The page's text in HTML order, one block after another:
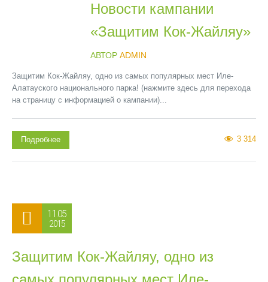
Новости кампании
«Защитим Кок-Жайляу»
АВТОР ADMIN
Защитим Кок-Жайляу, одно из самых популярных мест Иле-
Алатауского национального парка! (нажмите здесь для перехода
на страницу с информацией о кампании)...
3 314
Подробнее
11.05
2015
Защитим Кок-Жайляу, одно из